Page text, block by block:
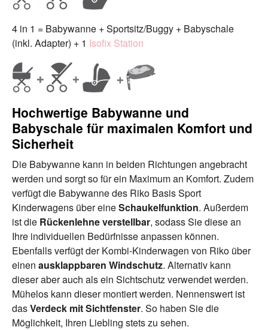
4 in 1 = Babywanne + Sportsitz/Buggy + Babyschale
(inkl. Adapter) + 1 Isofix Station
Hochwertige Babywanne und
Babyschale für maximalen Komfort und
Sicherheit
Die Babywanne kann in beiden Richtungen angebracht
werden und sorgt so für ein Maximum an Komfort. Zudem
verfügt die Babywanne des Riko Basis Sport
Kinderwagens über eineSchaukelfunktion. Außerdem
ist die Rückenlehne verstellbar, sodass Sie diese an
Ihre individuellen Bedürfnisse anpassen können.
Ebenfalls verfügt der Kombi-Kinderwagen von Riko über
einen ausklappbaren Windschutz. Alternativ kann
dieser aber auch als ein Sichtschutz verwendet werden.
Mühelos kann dieser montiert werden. Nennenswert ist
dasVerdeck mit Sichtfenster. So haben Sie die
Möglichkeit, Ihren Liebling stets zu sehen.